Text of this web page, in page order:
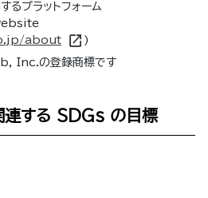
るプラットフォーム
about
)
Inc.の登録商標です
連する SDGs の目標